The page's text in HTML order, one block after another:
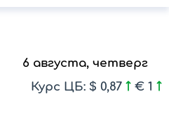
6 августа, четверг
Курс ЦБ: $ 0,87
€ 1